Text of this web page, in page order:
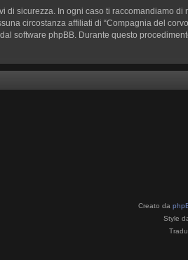
sicurezza. In ogni caso ti raccomandiamo
circostanza affiliati di “Compagnia del
software phpBB. Durante questo
Creato da
Style